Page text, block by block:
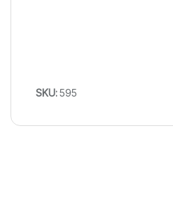
SKU:595